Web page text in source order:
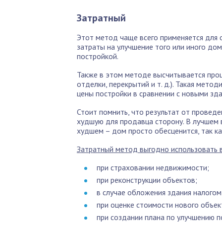
Затратный
Этот метод чаще всего применяется
затраты на улучшение того или иного
постройкой.
Также в этом методе высчитывается
отделки, перекрытий и т. д.). Такая
цены постройки в сравнении с новыми
Стоит помнить, что результат от
худшую для продавца сторону. В лучшем
худшем – дом просто обесценится, так
Затратный метод выгодно использовать
при страховании недвижимости;
при реконструкции объектов;
в случае обложения здания
при оценке стоимости нового
при создании плана по улучшению